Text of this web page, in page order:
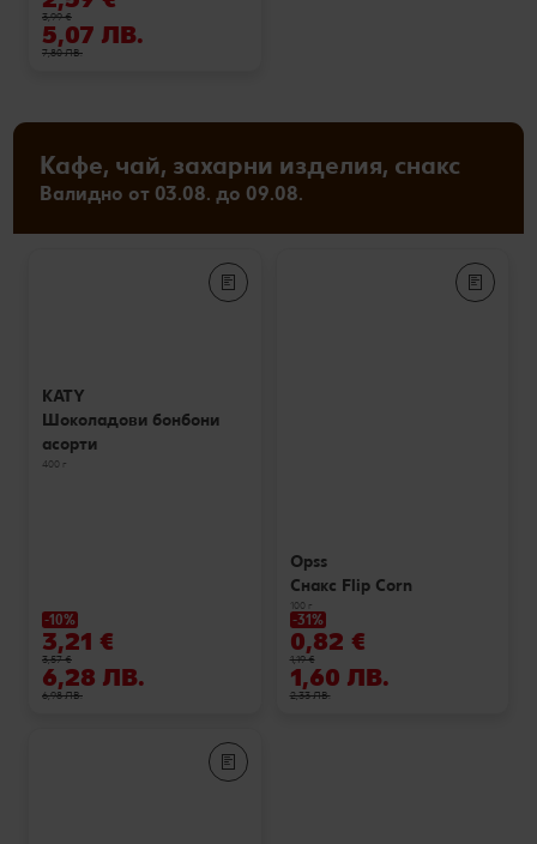
3,99 €
5,07 ЛВ.
7,80 ЛВ.
Кафе, чай, захарни изделия, снакс
Валидно от 03.08. до 09.08.
KATY
Шоколадови бонбони
асорти
400 г
-10%
3,21 €
3,57 €
6,28 ЛВ.
6,98 ЛВ.
Opss
Снакс Flip Corn
100 г
-31%
0,82 €
1,19 €
1,60 ЛВ.
2,33 ЛВ.